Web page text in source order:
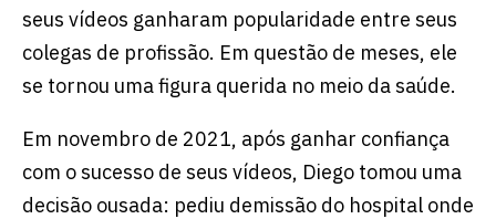
seus vídeos ganharam popularidade entre seus
colegas de profissão. Em questão de meses, ele
se tornou uma figura querida no meio da saúde.
Em novembro de 2021, após ganhar confiança
com o sucesso de seus vídeos, Diego tomou uma
decisão ousada: pediu demissão do hospital onde